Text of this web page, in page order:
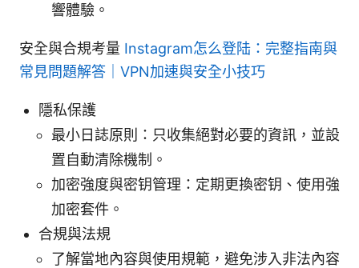
響體驗。
安全與合規考量 Instagram怎么登陆：完整指南與
常見問題解答｜VPN加速與安全小技巧
隱私保護
最小日誌原則：只收集絕對必要的資訊，並設
置自動清除機制。
加密強度與密钥管理：定期更換密钥、使用強
加密套件。
合規與法規
了解當地內容與使用規範，避免涉入非法內容